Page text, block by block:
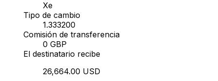
Xe
Tipo de cambio
1.333200
Comisión de transferencia
0 GBP
El destinatario recibe
26,664.00 USD